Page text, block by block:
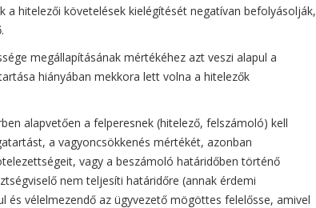
hitelezői követelések kielégítését negatívan befolyásolják,
megállapításának mértékéhez azt veszi alapul a
hiányában mekkora lett volna a hitelezők
alapvetően a felperesnek (hitelező, felszámoló) kell
a vagyoncsökkenés mértékét, azonban
vagy a beszámoló határidőben történő
nem teljesíti határidőre (annak érdemi
vélelmezendő az ügyvezető mögöttes felelősse, amivel